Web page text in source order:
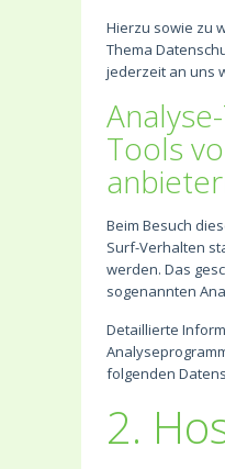
Hierzu sowie zu
Thema
jederzeit an uns
Tools
Beim Besuch
Surf-Verhalten
werden. Das
sogenannten
Detaillierte
folgenden
2.